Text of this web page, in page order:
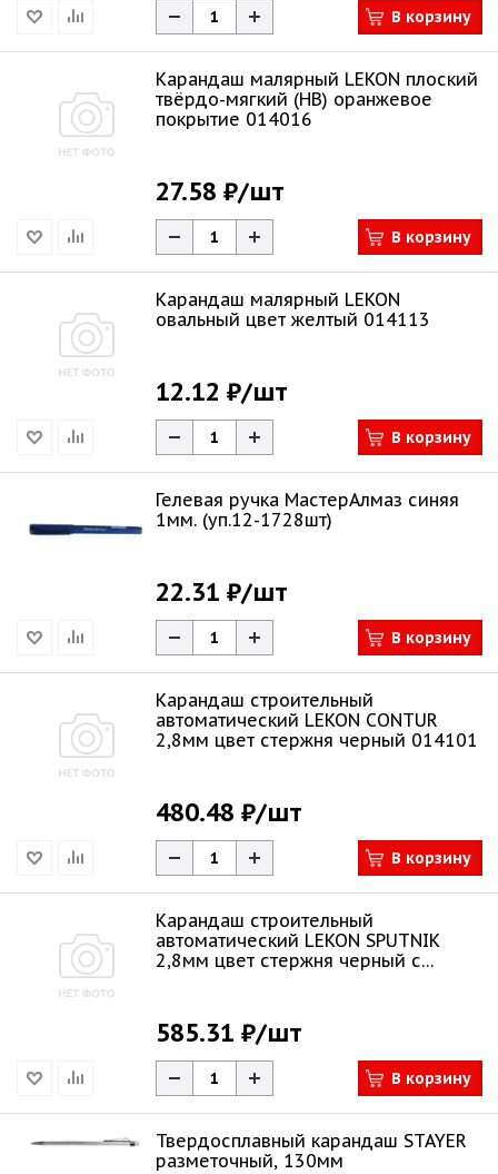
В корзину
Карандаш малярный LEKON плоский
твёрдо-мягкий (HB) оранжевое
покрытие 014016
27.58 ₽/шт
В корзину
Карандаш малярный LEKON
овальный цвет желтый 014113
12.12 ₽/шт
В корзину
Гелевая ручка МастерАлмаз синяя
1мм. (уп.12-1728шт)
22.31 ₽/шт
В корзину
Карандаш строительный
автоматический LEKON CONTUR
2,8мм цвет стержня черный 014101
480.48 ₽/шт
В корзину
Карандаш строительный
автоматический LEKON SPUTNIK
2,8мм цвет стержня черный с
585.31 ₽/шт
В корзину
Твердосплавный карандаш STAYER
разметочный, 130мм